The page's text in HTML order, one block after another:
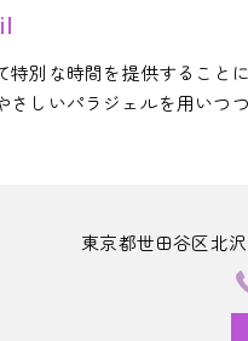
特別な時間を提供すること
さしいパラジェルを用いつ
東京都世田谷区北